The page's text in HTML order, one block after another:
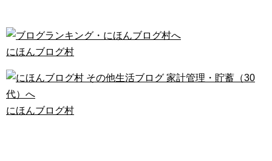
にほんブログ村
にほんブログ村